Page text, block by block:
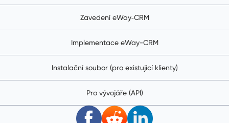
Zavedení eWay‑CRM
Implementace eWay-CRM
Instalační soubor (pro existující klienty)
Pro vývojáře (API)